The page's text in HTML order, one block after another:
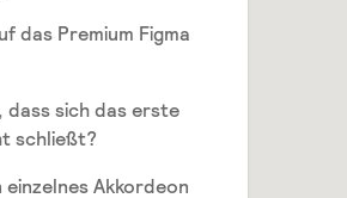
das Premium Figma
dass sich das erste
schließt?
einzelnes Akkordeon